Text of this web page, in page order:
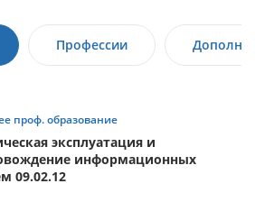
Профессии
проф. образование
эксплуатация и
информационных
09.02.12